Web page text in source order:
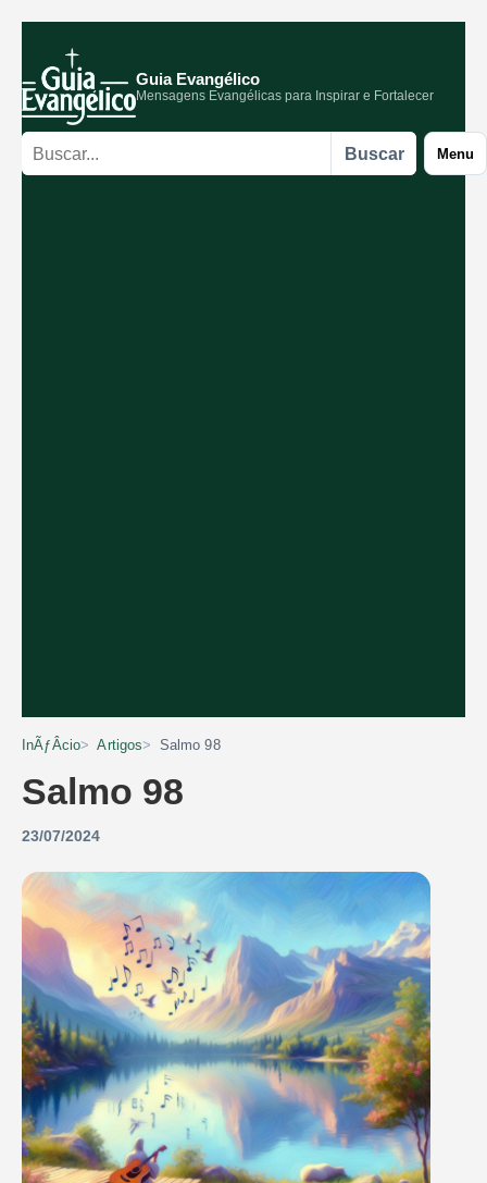
Guia Evangélico
Mensagens Evangélicas para Inspirar e Fortalecer
Buscar
no
Buscar Menu
InÃƒÂ­cio Artigos Salmo 98
Salmo 98
23/07/2024